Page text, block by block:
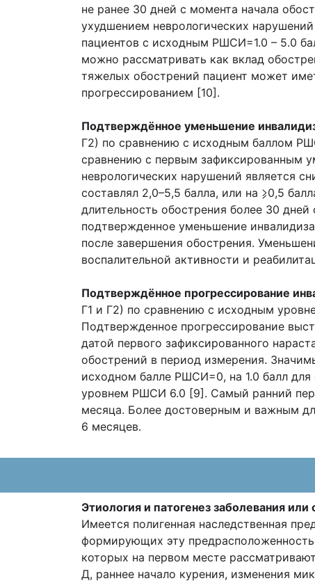
не ранее 30 дней с момента начала
ухудшением неврологических
пациентов с исходным РШСИ=1.0 – 5.0
можно рассматривать как вклад
тяжелых обострений пациент может
прогрессированием [10].
Подтверждённое уменьшение
Г2) по сравнению с исходным баллом
сравнению с первым зафиксированным
неврологических нарушений является
составлял 2,0–5,5 балла, или на ⩾0,5
длительность обострения более 30
подтвержденное уменьшение
после завершения обострения.
воспалительной активности и
Подтверждённое прогрессирование
Г1 и Г2) по сравнению с исходным
Подтвержденное прогрессирование
датой первого зафиксированного
обострений в период измерения.
исходном балле РШСИ=0, на 1.0 балл
уровнем РШСИ 6.0 [9]. Самый ранний
месяца. Более достоверным и важным
6 месяцев.
Этиология и патогенез заболевания
Имеется полигенная наследственная
формирующих эту
которых на первом месте
Д, раннее начало курения, изменения